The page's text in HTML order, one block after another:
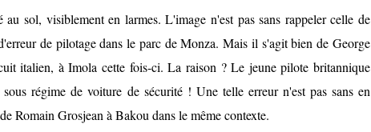
au sol, visiblement en larmes. L'image n'est pas sans rappeler celle de
de pilotage dans le parc de Monza. Mais il s'agit bien de George
italien, à Imola cette fois-ci. La raison ? Le jeune pilote britannique
régime de voiture de sécurité ! Une telle erreur n'est pas sans en
Romain Grosjean à Bakou dans le même contexte.